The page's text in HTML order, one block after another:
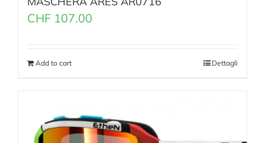
CHF 107.00
Add to cart Dettagli